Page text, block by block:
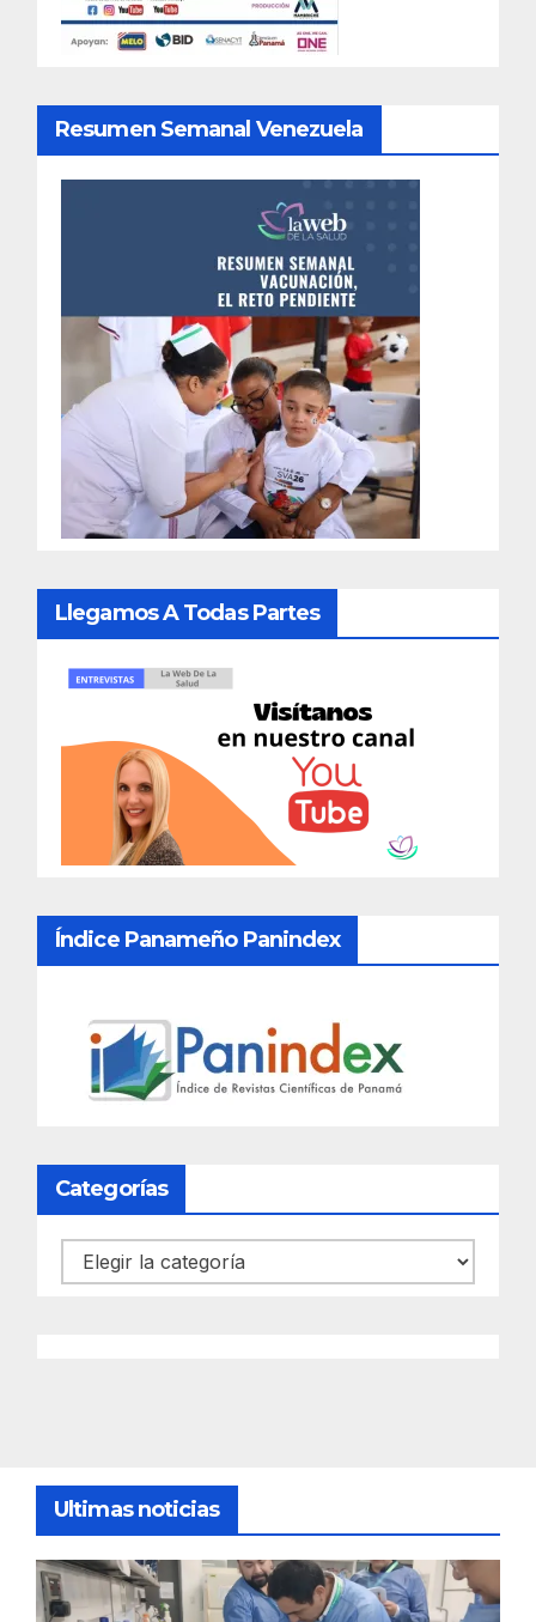
Resumen Semanal Venezuela
Llegamos A Todas Partes
Índice Panameño Panindex
Categorías
Categorías
Ultimas noticias